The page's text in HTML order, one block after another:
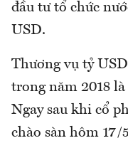
đầu tư tổ chức
USD.
Thương vụ tỷ
trong năm 2018
Ngay sau khi cổ
chào sàn hôm 17/